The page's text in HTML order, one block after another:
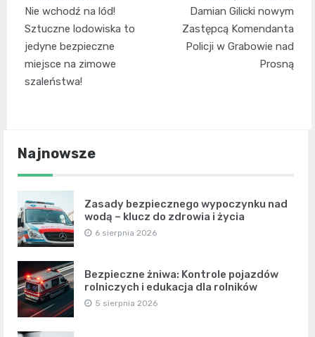
wpisu
Nie wchodź na lód!
Sztuczne lodowiska to
jedyne bezpieczne
miejsce na zimowe
szaleństwa!
Damian Gilicki nowym
Zastępcą Komendanta
Policji w Grabowie nad
Prosną
Najnowsze
Zasady bezpiecznego wypoczynku nad
wodą – klucz do zdrowia i życia
6 sierpnia 2026
Bezpieczne żniwa: Kontrole pojazdów
rolniczych i edukacja dla rolników
5 sierpnia 2026